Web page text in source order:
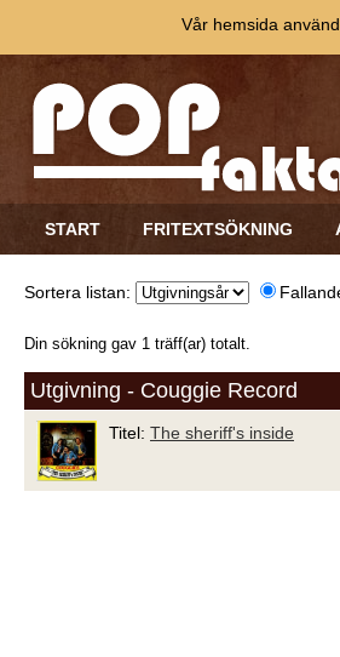
START FRITEXTSÖKNING
Sortera listan:
Din sökning gav 1 träff(ar) totalt.
Utgivning - Couggie Record
Titel: The sheriff's inside
Vår hemsida